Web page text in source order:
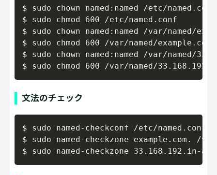
$ sudo chown named:named /etc/named.conf
$ sudo chmod 600 /etc/named.conf
$ sudo chown named:named /var/named/
$ sudo chmod 600 /var/named/
$ sudo chown named:named /var/named/
文法のチェック
$ sudo named-checkconf /etc/named.conf
$ sudo named-checkzone example.com. /